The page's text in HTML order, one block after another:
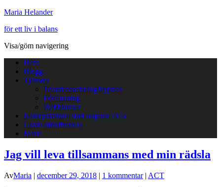
Maria Helander
för ett liv i balans
Visa/göm navigering
Hem
Blogg
Tjänster
Terapi/coachning/hypnos
Föreläsning
Webbkurser
Naturprästinna start augusti 2026
Gratis mindfulness
Maria
Jag vill leva tillsammans med min rädsla
AvMaria | december 29, 2018 | 1 kommentar| ACT